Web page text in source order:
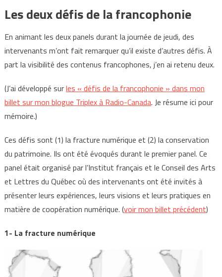
Les deux défis de la francophonie
En animant les deux panels durant la journée de jeudi, des
intervenants m’ont fait remarquer qu’il existe d’autres défis. À
part la visibilité des contenus francophones, j’en ai retenu deux.
(J’ai développé surles « défis de la francophonie » dans mon
billet sur mon blogue Triplex à Radio-Canada. Je résume ici pour
mémoire.)
Ces défis sont (1) la fracture numérique et (2) la conservation
du patrimoine. Ils ont été évoqués durant le premier panel. Ce
panel était organisé par l’Institut français et le Conseil des Arts
et Lettres du Québec où des intervenants ont été invités à
présenter leurs expériences, leurs visions et leurs pratiques en
matière de coopération numérique. (voir mon billet précédent)
1- La fracture numérique